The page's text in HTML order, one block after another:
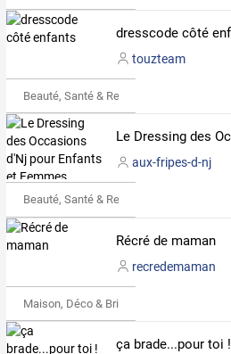
touzteam
Beauté, Santé & Remise en forme
aux-fripes-d-nj
Beauté, Santé & Remise en forme
Récré de maman
recredemaman
Maison, Déco & Bricolage
ça brade...pour toi !